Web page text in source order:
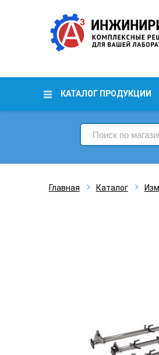
КАТАЛОГ ПРОДУКЦИИ
Главная Каталог